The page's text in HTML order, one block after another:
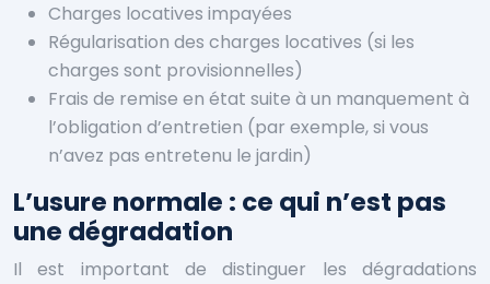
Charges locatives impayées
Régularisation des charges locatives (si les
charges sont provisionnelles)
Frais de remise en état suite à un manquement à
l’obligation d’entretien (par exemple, si vous
n’avez pas entretenu le jardin)
L’usure normale : ce qui n’est pas
une dégradation
Il est important de distinguer les dégradations